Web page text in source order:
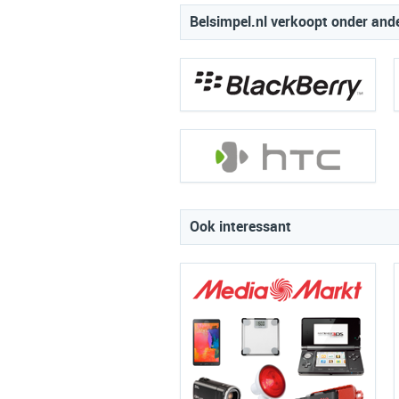
Belsimpel.nl verkoopt onder
Ook interessant